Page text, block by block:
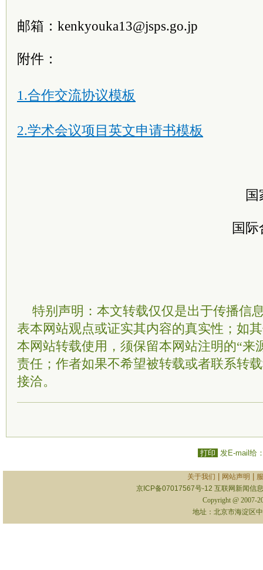
邮箱：kenkyouka13@jsps.go.jp
附件：
1.合作交流协议模板
2.学术会议项目英文申请书模板
国
国
特别声明：本文转载仅仅是出于传播信
表本网站观点或证实其内容的真实性；如
本网站转载使用，须保留本网站注明的“来
责任；作者如果不希望被转载或者联系转
接洽。
打印 发E-mail给
关于我们 网站声明
京ICP备07017567号-12 互联网新闻信
Copyright @ 2007-
地址：北京市海淀区